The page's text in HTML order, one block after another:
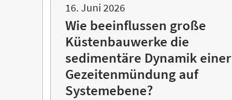
16. Juni 2026
Wie beeinflussen große
Küstenbauwerke die
sedimentäre Dynamik einer
Gezeitenmündung auf
Systemebene?